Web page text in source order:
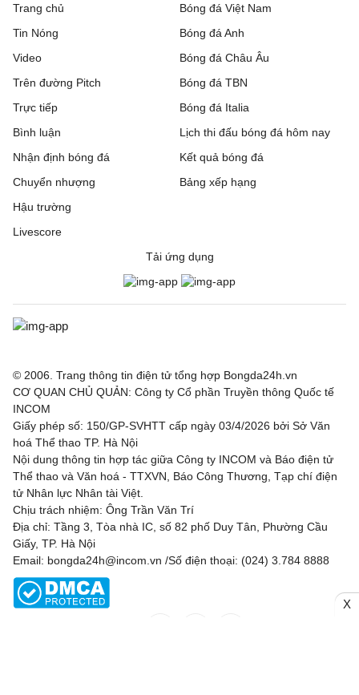
Trang chủ
Tin Nóng
Video
Trên đường Pitch
Trực tiếp
Bóng đá Việt Nam
Bóng đá Anh
Bóng đá Châu Âu
Bóng đá TBN
Bóng đá Italia
Bình luận
Nhận định bóng đá
Chuyển nhượng
Hậu trường
Livescore
Lịch thi đấu bóng đá hôm nay
Kết quả bóng đá
Bảng xếp hạng
Tải ứng dụng
© 2006. Trang thông tin điện tử tổng hợp Bongda24h.vn
CƠ QUAN CHỦ QUẢN: Công ty Cổ phần Truyền thông Quốc tế
INCOM
Giấy phép số: 150/GP-SVHTT cấp ngày 03/4/2026 bởi Sở Văn
hoá Thể thao TP. Hà Nội
Nội dung thông tin hợp tác giữa Công ty INCOM và Báo điện tử
Thể thao và Văn hoá - TTXVN, Báo Công Thương, Tạp chí điện
tử Nhân lực Nhân tài Việt.
Chịu trách nhiệm: Ông Trần Văn Trí
Địa chỉ: Tầng 3, Tòa nhà IC, số 82 phố Duy Tân, Phường Cầu
Giấy, TP. Hà Nội
Email: bongda24h@incom.vn /Số điện thoại: (024) 3.784 8888
X